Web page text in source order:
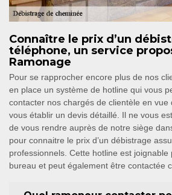
Connaître le prix d’un
téléphone, un service
Ramonage
Pour se rapprocher encore plus de nos
en place un système de hotline qui vous
contacter nos chargés de clientèle en vue
vous établir un devis détaillé. Il ne vous
de vous rendre auprès de notre siège
pour connaitre le prix d’un débistrage
professionnels. Cette hotline est
bureau et peut également être contactée